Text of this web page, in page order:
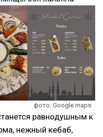
фото: Google maps
равнодушным к
нежный кебаб,